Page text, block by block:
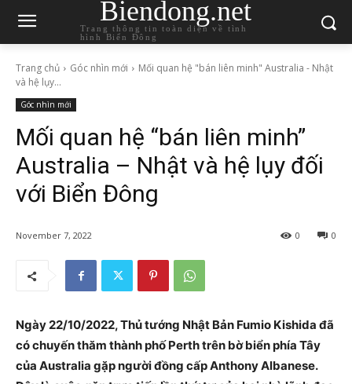
Biendong.net
Trang thông tin toàn diện về tình
hình Biển Đông
Trang chủ Góc nhìn mới
Mối quan hệ "bán liên minh" Australia - Nhật
và hệ lụy...
Góc nhìn mới
Mối quan hệ “bán liên minh”
Australia – Nhật và hệ lụy đối
với Biển Đông
November 7, 2022 0
0
Ngày 22/10/2022, Thủ tướng Nhật Bản Fumio Kishida đã
có chuyến thăm thành phố Perth trên bờ biển phía Tây
của Australia gặp người đồng cấp Anthony Albanese.